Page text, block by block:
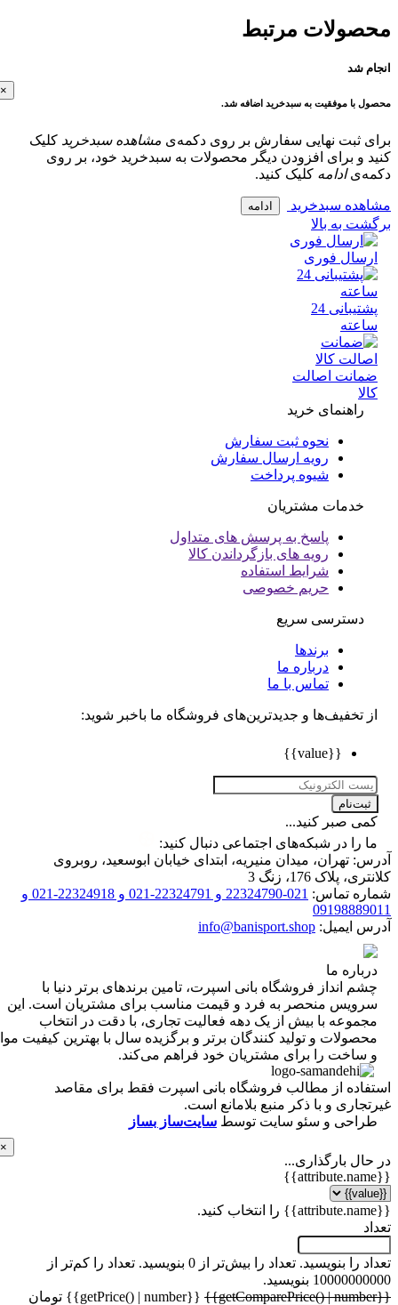
مرتبط
شد
با موفقیت به سبدخرید اضافه شد.
ثبت نهایی سفارش بر روی دکمه‌یمشاهده سبدخریدکلیک
و برای افزودن دیگر محصولات به سبدخرید خود، بر روی
ادامهکلیک کنید.
سبدخرید ادامه
به بالا
فوری
پشتیبانی 24
اصالت
راهنمای خرید
نحوه ثبت سفارش
رویه ارسال سفارش
شیوه پرداخت
خدمات مشتریان
پاسخ به پرسش های متداول
رویه های بازگرداندن کالا
شرایط استفاده
حریم خصوصی
دسترسی سریع
برندها
درباره ما
تماس با ما
تخفیف‌ها و جدیدترین‌های فروشگاه ما باخبر شوید:
صبر کنید...
را در شبکه‌های اجتماعی دنبال کنید:
تهران، میدان منیریه، ابتدای خیابان ابوسعید، روبروی
پلاک 176، زنگ 3
تماس:
021-22324790 و 22324791-021 و 22324918-021 و
ایمیل: info@banisport.shop
ما
انداز فروشگاه‌ بانی اسپرت، تامین برندهای برتر دنیا با
منحصر به فرد و قیمت مناسب برای مشتریان است. این
با بیش از یک دهه فعالیت تجاری، با دقت در انتخاب
و تولید کنندگان برتر و برگزیده سال با بهترین کیفیت مواد
را برای مشتریان خود فراهم می‌کند.
از مطالب فروشگاه بانی اسپرت فقط برای مقاصد
و با ذکر منبع بلامانع است.
و سئو سایت توسطسایت‌ساز بساز
بارگذاری...
را بنویسید.تعداد را بیش‌تر از 0 بنویسید.
تعداد را کم‌تر از
بنویسید.
{{getPrice() | number}} تومان